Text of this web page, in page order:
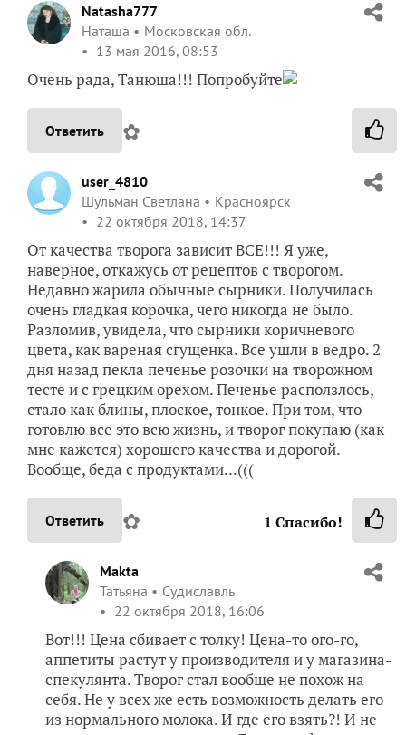
Natasha777
Наташа
Московская обл.
13 мая 2016, 08:53
Очень рада, Танюша!!! Попробуйте
Ответить ✿
user_4810
Шульман Светлана
Красноярск
22 октября 2018, 14:37
От качества творога зависит ВСЕ!!! Я уже,
наверное, откажусь от рецептов с творогом.
Недавно жарила обычные сырники. Получилась
очень гладкая корочка, чего никогда не было.
Разломив, увидела, что сырники коричневого
цвета, как вареная сгущенка. Все ушли в ведро. 2
дня назад пекла печенье розочки на творожном
тесте и с грецким орехом. Печенье расползлось,
стало как блины, плоское, тонкое. При том, что
готовлю все это всю жизнь, и творог покупаю (как
мне кажется) хорошего качества и дорогой.
Вообще, беда с продуктами...(((
Ответить ✿ 1 Спасибо!
Makta
Татьяна
Судиславль
22 октября 2018, 16:06
Вот!!! Цена сбивает с толку! Цена-то ого-го,
аппетиты растут у производителя и у магазина-
спекулянта. Творог стал вообще не похож на
себя. Не у всех же есть возможность делать его
из нормального молока. И где его взять?! И не